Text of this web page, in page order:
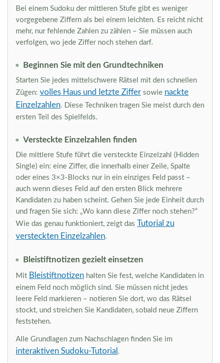
Bei einem Sudoku der mittleren Stufe gibt es weniger
vorgegebene Ziffern als bei einem leichten. Es reicht nicht
mehr, nur fehlende Zahlen zu zählen – Sie müssen auch
verfolgen, wo jede Ziffer noch stehen darf.
Beginnen Sie mit den Grundtechniken
Starten Sie jedes mittelschwere Rätsel mit den schnellen
Zügen: volles Haus und letzte Ziffer sowie nackte
Einzelzahlen. Diese Techniken tragen Sie meist durch den
ersten Teil des Spielfelds.
Versteckte Einzelzahlen finden
Die mittlere Stufe führt die versteckte Einzelzahl (Hidden
Single) ein: eine Ziffer, die innerhalb einer Zeile, Spalte
oder eines 3×3-Blocks nur in ein einziges Feld passt –
auch wenn dieses Feld auf den ersten Blick mehrere
Kandidaten zu haben scheint. Gehen Sie jede Einheit durch
und fragen Sie sich: „Wo kann diese Ziffer noch stehen?“
Wie das genau funktioniert, zeigt das Tutorial zu
versteckten Einzelzahlen.
Bleistiftnotizen gezielt einsetzen
Mit Bleistiftnotizen halten Sie fest, welche Kandidaten in
einem Feld noch möglich sind. Sie müssen nicht jedes
leere Feld markieren – notieren Sie dort, wo das Rätsel
stockt, und streichen Sie Kandidaten, sobald neue Ziffern
feststehen.
Alle Grundlagen zum Nachschlagen finden Sie im
interaktiven Sudoku-Tutorial .